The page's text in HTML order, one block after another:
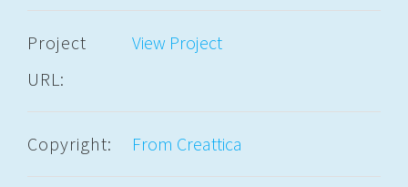
Project
URL:
View Project
Copyright: From Creattica